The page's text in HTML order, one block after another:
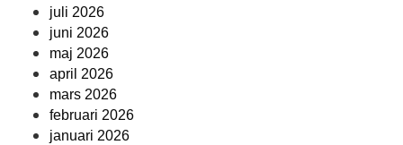
juli 2026
juni 2026
maj 2026
april 2026
mars 2026
februari 2026
januari 2026